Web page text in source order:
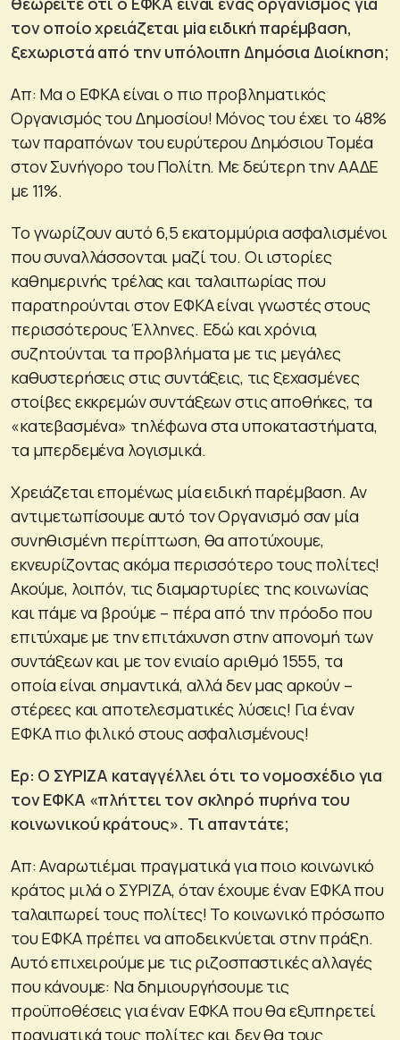
τον οποίο χρειάζεται μiα ειδική παρέμβαση,
ξεχωριστά από την υπόλοιπη Δημόσια Διοίκηση;
Απ: Μα ο ΕΦΚΑ είναι ο πιο προβληματικός
Οργανισμός του Δημοσίου! Μόνος του έχει το 48%
των παραπόνων του ευρύτερου Δημόσιου Τομέα
στον Συνήγορο του Πολίτη. Με δεύτερη την ΑΑΔΕ
με 11%.
Το γνωρίζουν αυτό 6,5 εκατομμύρια ασφαλισμένοι
που συναλλάσσονται μαζί του. Οι ιστορίες
καθημερινής τρέλας και ταλαιπωρίας που
παρατηρούνται στον ΕΦΚΑ είναι γνωστές στους
περισσότερους Έλληνες. Εδώ και χρόνια,
συζητούνται τα προβλήματα με τις μεγάλες
καθυστερήσεις στις συντάξεις, τις ξεχασμένες
στοίβες εκκρεμών συντάξεων στις αποθήκες, τα
«κατεβασμένα» τηλέφωνα στα υποκαταστήματα,
τα μπερδεμένα λογισμικά.
Χρειάζεται επομένως μία ειδική παρέμβαση. Αν
αντιμετωπίσουμε αυτό τον Οργανισμό σαν μία
συνηθισμένη περίπτωση, θα αποτύχουμε,
εκνευρίζοντας ακόμα περισσότερο τους πολίτες!
Ακούμε, λοιπόν, τις διαμαρτυρίες της κοινωνίας
και πάμε να βρούμε – πέρα από την πρόοδο που
επιτύχαμε με την επιτάχυνση στην απονομή των
συντάξεων και με τον ενιαίο αριθμό 1555, τα
οποία είναι σημαντικά, αλλά δεν μας αρκούν –
στέρεες και αποτελεσματικές λύσεις! Για έναν
ΕΦΚΑ πιο φιλικό στους ασφαλισμένους!
Ερ: Ο ΣΥΡΙΖΑ καταγγέλλει ότι το νομοσχέδιο για
τον ΕΦΚΑ «πλήττει τον σκληρό πυρήνα του
κοινωνικού κράτους». Τι απαντάτε;
Απ: Αναρωτιέμαι πραγματικά για ποιο κοινωνικό
κράτος μιλά ο ΣΥΡΙΖΑ, όταν έχουμε έναν ΕΦΚΑ που
ταλαιπωρεί τους πολίτες! Το κοινωνικό πρόσωπο
του ΕΦΚΑ πρέπει να αποδεικνύεται στην πράξη.
Αυτό επιχειρούμε με τις ριζοσπαστικές αλλαγές
που κάνουμε: Να δημιουργήσουμε τις
προϋποθέσεις για έναν ΕΦΚΑ που θα εξυπηρετεί
πραγματικά τους πολίτες και δεν θα τους